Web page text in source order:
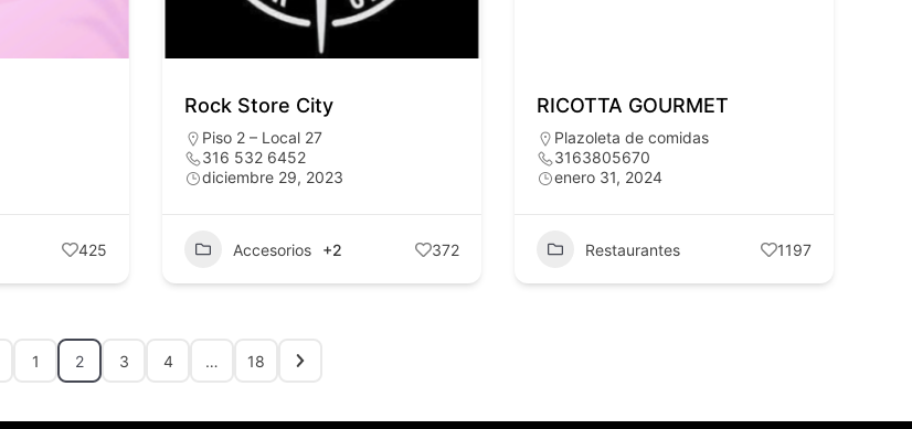
425
Rock Store City
Piso 2 – Local 27
316 532 6452
diciembre 29, 2023
Accesorios +2 372
RICOTTA GOURMET
Plazoleta de comidas
3163805670
enero 31, 2024
Restaurantes 1197
1 2 3 4 … 18